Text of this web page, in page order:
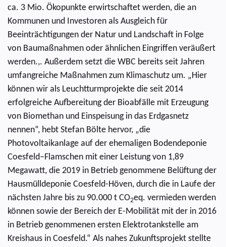
ca. 3 Mio. Ökopunkte erwirtschaftet werden, die an
Kommunen und Investoren als Ausgleich für
Beeinträchtigungen der Natur und Landschaft in Folge
von Baumaßnahmen oder ähnlichen Eingriffen veräußert
werden.,. Außerdem setzt die WBC bereits seit Jahren
umfangreiche Maßnahmen zum Klimaschutz um. „Hier
können wir als Leuchtturmprojekte die seit 2014
erfolgreiche Aufbereitung der Bioabfälle mit Erzeugung
von Biomethan und Einspeisung in das Erdgasnetz
nennen“, hebt Stefan Bölte hervor, „die
Photovoltaikanlage auf der ehemaligen Bodendeponie
Coesfeld–Flamschen mit einer Leistung von 1,89
Megawatt, die 2019 in Betrieb genommene Belüftung der
Hausmülldeponie Coesfeld-Höven, durch die in Laufe der
nächsten Jahre bis zu 90.000 t CO2eq. vermieden werden
können sowie der Bereich der E-Mobilität mit der in 2016
in Betrieb genommenen ersten Elektrotankstelle am
Kreishaus in Coesfeld.“ Als nahes Zukunftsprojekt stellte